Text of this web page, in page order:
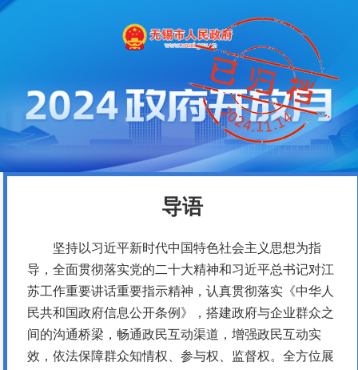
导语
坚持以习近平新时代中国特色社会主义思想为指
导，全面贯彻落实党的二十大精神和习近平总书记对江
苏工作重要讲话重要指示精神，认真贯彻落实《中华人
民共和国政府信息公开条例》，搭建政府与企业群众之
间的沟通桥梁，畅通政民互动渠道，增强政民互动实
效，依法保障群众知情权、参与权、监督权。全方位展